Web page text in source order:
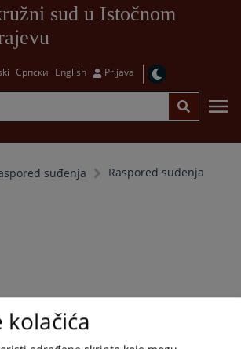
sud u Istočnom
Српски English Prijava
suđenja Raspored suđenja
kolačića